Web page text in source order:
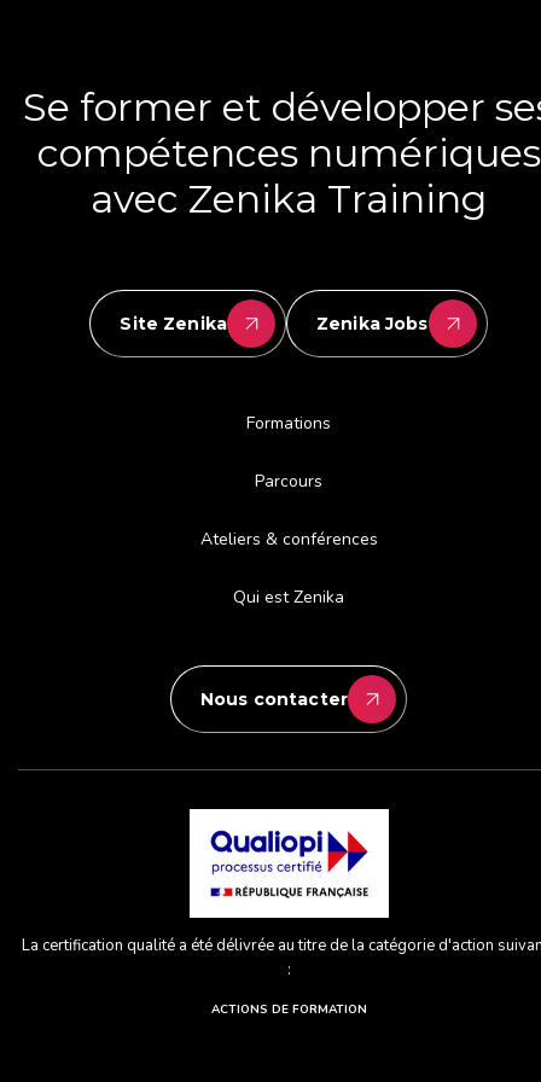
Se former et développer
compétences numériques
avec Zenika Training
Site Zenika Zenika Jobs
Formations
Parcours
Ateliers & conférences
Qui est Zenika
Nous contacter
La certification qualité a été délivrée au titre de la catégorie d'action
:
ACTIONS DE FORMATION